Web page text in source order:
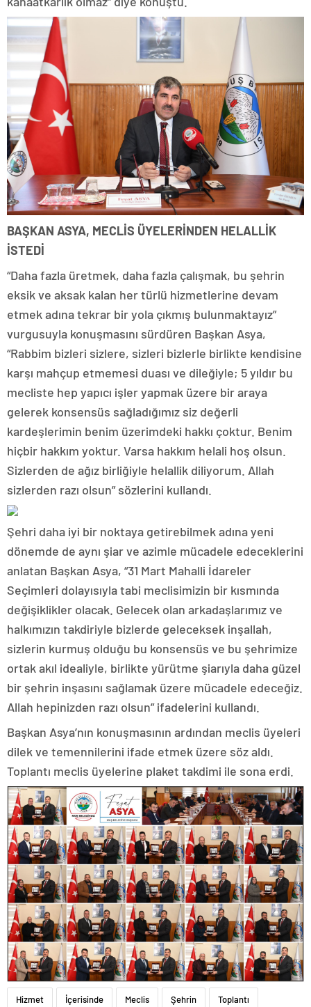
BAŞKAN ASYA, MECLİS ÜYELERİNDEN HELALLİK
İSTEDİ
“Daha fazla üretmek, daha fazla çalışmak, bu şehrin
eksik ve aksak kalan her türlü hizmetlerine devam
etmek adına tekrar bir yola çıkmış bulunmaktayız”
vurgusuyla konuşmasını sürdüren Başkan Asya,
“Rabbim bizleri sizlere, sizleri bizlerle birlikte kendisine
karşı mahçup etmemesi duası ve dileğiyle; 5 yıldır bu
mecliste hep yapıcı işler yapmak üzere bir araya
gelerek konsensüs sağladığımız siz değerli
kardeşlerimin benim üzerimdeki hakkı çoktur. Benim
hiçbir hakkım yoktur. Varsa hakkım helali hoş olsun.
Sizlerden de ağız birliğiyle helallik diliyorum. Allah
sizlerden razı olsun” sözlerini kullandı.
Şehri daha iyi bir noktaya getirebilmek adına yeni
dönemde de aynı şiar ve azimle mücadele edeceklerini
anlatan Başkan Asya, “31 Mart Mahalli İdareler
Seçimleri dolayısıyla tabi meclisimizin bir kısmında
değişiklikler olacak. Gelecek olan arkadaşlarımız ve
halkımızın takdiriyle bizlerde geleceksek inşallah,
sizlerin kurmuş olduğu bu konsensüs ve bu şehrimize
ortak akıl idealiyle, birlikte yürütme şiarıyla daha güzel
bir şehrin inşasını sağlamak üzere mücadele edeceğiz.
Allah hepinizden razı olsun” ifadelerini kullandı.
Başkan Asya’nın konuşmasının ardından meclis üyeleri
dilek ve temennilerini ifade etmek üzere söz aldı.
Toplantı meclis üyelerine plaket takdimi ile sona erdi.
Hizmet İçerisinde Meclis Şehrin Toplantı